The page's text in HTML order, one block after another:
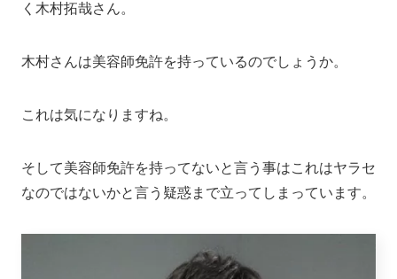
く木村拓哉さん。
木村さんは美容師免許を持っているのでしょうか。
これは気になりますね。
そして美容師免許を持ってないと言う事はこれはヤラセ
なのではないかと言う疑惑まで立ってしまっています。